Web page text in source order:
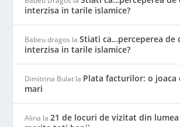
interzisa in tarile islamice?
Babeu dragos laStiati ca…perceperea de
interzisa in tarile islamice?
Dimitrina Bulat la Plata facturilor: o joaca
mari
Alina la21 de locuri de vizitat din lumea